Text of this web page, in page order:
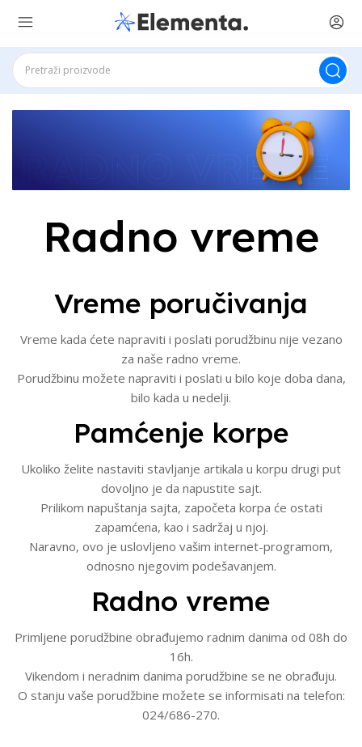
Radno vreme
Vreme poručivanja
Vreme kada ćete napraviti i poslati porudžbinu nije vezano
za naše radno vreme.
Porudžbinu možete napraviti i poslati u bilo koje doba dana,
bilo kada u nedelji.
Pamćenje korpe
Ukoliko želite nastaviti stavljanje artikala u korpu drugi put
dovoljno je da napustite sajt.
Prilikom napuštanja sajta, započeta korpa će ostati
zapamćena, kao i sadržaj u njoj.
Naravno, ovo je uslovljeno vašim internet-programom,
odnosno njegovim podešavanjem.
Radno vreme
Primljene porudžbine obrađujemo radnim danima od 08h do
16h.
Vikendom i neradnim danima porudžbine se ne obrađuju.
O stanju vaše porudžbine možete se informisati na telefon:
024/686-270.